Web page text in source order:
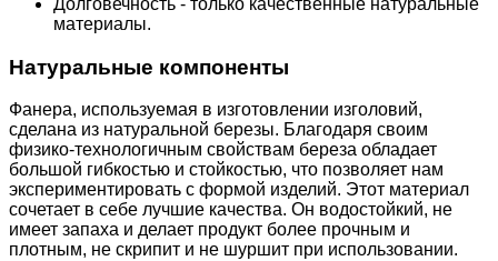
материалы.
Натуральные компоненты
Фанера, используемая в изготовлении изголовий,
сделана из натуральной березы. Благодаря своим
физико-технологичным свойствам береза обладает
большой гибкостью и стойкостью, что позволяет нам
экспериментировать с формой изделий. Этот материал
сочетает в себе лучшие качества. Он водостойкий, не
имеет запаха и делает продукт более прочным и
плотным, не скрипит и не шуршит при использовании.